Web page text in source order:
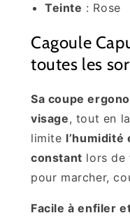
Teinte : Rose
Cagoule
toutes les
Sa coupe
visage, tout en
limite
constant lors de
pour marcher,
Facile à enfiler